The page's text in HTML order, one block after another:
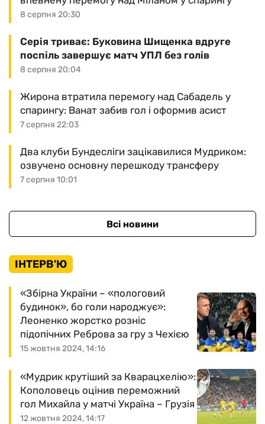
8 серпня 20:30
8 серпня 20:04
Серія триває: Буковина Шищенка вдруге
поспіль завершує матч УПЛ без голів
7 серпня 22:03
Жирона втратила перемогу над Сабадель у
спарингу: Ванат забив гол і оформив асист
7 серпня 10:01
Два клуби Бундесліги зацікавилися Мудриком:
озвучено основну перешкоду трансферу
Всі новини
ІНТЕРВ'Ю
15 жовтня 2024, 14:16
«Збірна України – «пологовий
будинок», бо голи народжує»:
Леоненко жорстко розніс
підопічних Реброва за гру з Чехією
12 жовтня 2024, 14:17
«Мудрик крутіший за Кварацхелію»:
Кополовець оцінив переможний
гол Михайла у матчі Україна – Грузія